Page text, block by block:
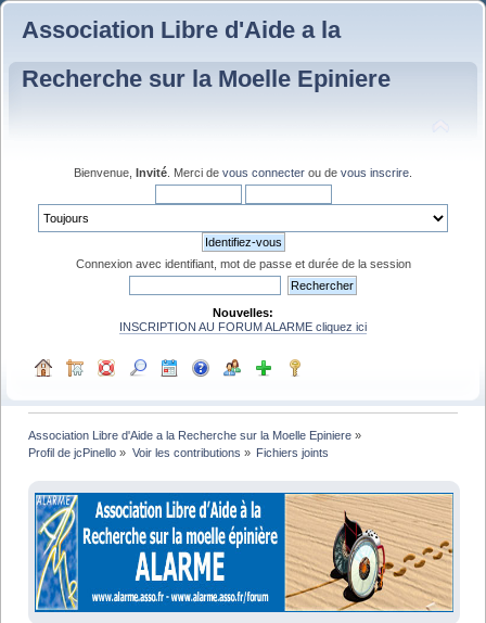
Association Libre d'Aide a la
Recherche sur la Moelle Epiniere
Bienvenue, Invité . Merci de vous connecter ou de vous inscrire
Connexion avec identifiant, mot de passe et durée de la session
Nouvelles:
INSCRIPTION AU FORUM ALARME cliquez ici
Association Libre d'Aide a la Recherche sur la Moelle Epiniere »
Profil de jcPinello » Voir les contributions » Fichiers joints